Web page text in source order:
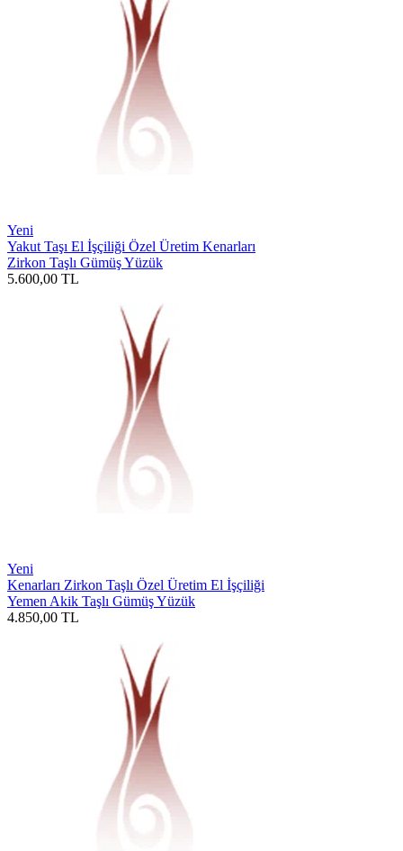
Yeni
Yakut Taşı El İşçiliği Özel Üretim Kenarları
Zirkon Taşlı Gümüş Yüzük
5.600,00 TL
Yeni
Kenarları Zirkon Taşlı Özel Üretim El İşçiliği
Yemen Akik Taşlı Gümüş Yüzük
4.850,00 TL